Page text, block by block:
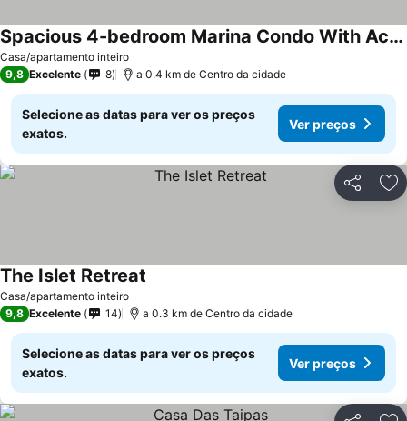
Casa/apartamento inteiro
Spacious 4-bedroom Marina Condo With Ac, Wifi In Fabulous Vila Franca Do Campo
9,8 Excelente 8 a 0.4 km de Centro da cidade
Selecione as datas para ver os preços
exatos.
Ver preços
Partilhar
Casa/apartamento inteiro
The Islet Retreat
9,8 Excelente 14 a 0.3 km de Centro da cidade
Selecione as datas para ver os preços
exatos.
Ver preços